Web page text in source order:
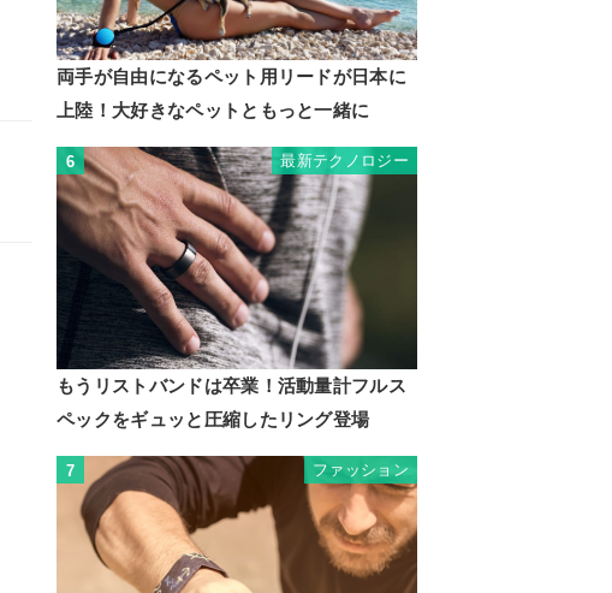
両手が自由になるペット用リードが日本に
上陸！大好きなペットともっと一緒に
6 最新テクノロジー
もうリストバンドは卒業！活動量計フルス
ペックをギュッと圧縮したリング登場
7 ファッション